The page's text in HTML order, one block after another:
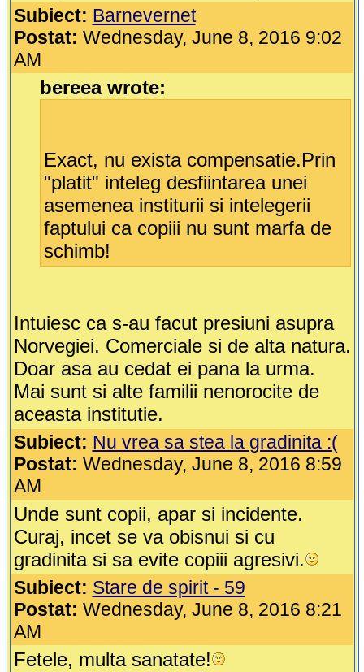
Subiect: Barnevernet
Postat: Wednesday, June 8, 2016 9:02
AM
bereea wrote:
Exact, nu exista compensatie.Prin
"platit" inteleg desfiintarea unei
asemenea institurii si intelegerii
faptului ca copiii nu sunt marfa de
schimb!
Intuiesc ca s-au facut presiuni asupra
Norvegiei. Comerciale si de alta natura.
Doar asa au cedat ei pana la urma.
Mai sunt si alte familii nenorocite de
aceasta institutie.
Subiect: Nu vrea sa stea la gradinita :(
Postat: Wednesday, June 8, 2016 8:59
AM
Unde sunt copii, apar si incidente.
Curaj, incet se va obisnui si cu
gradinita si sa evite copiii agresivi.
Subiect: Stare de spirit - 59
Postat: Wednesday, June 8, 2016 8:21
AM
Fetele, multa sanatate!